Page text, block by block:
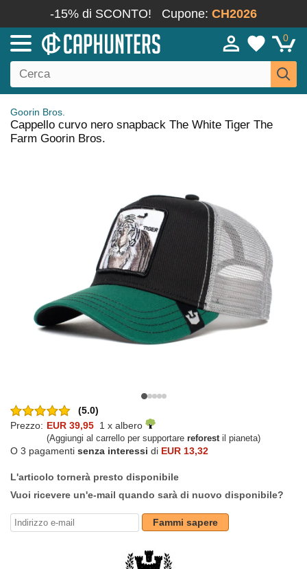
-15% di SCONTO! Cupone: CH2026
0
Goorin Bros.
Cappello curvo nero snapback The White Tiger The
Farm Goorin Bros.
(5.0)
Prezzo: EUR 39,95 1 x albero
(Aggiungi al carrello per supportare reforestil pianeta)
O 3 pagamenti senza interessi di EUR 13,32
L'articolo tornerà presto disponibile
Vuoi ricevere un'e-mail quando sarà di nuovo disponibile?
Fammi sapere